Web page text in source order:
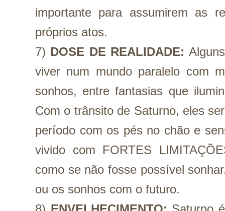
importante para assumirem as
próprios atos.
7) DOSE DE REALIDADE:
viver num mundo paralelo com
sonhos, entre fantasias que
Com o trânsito de Saturno, eles
período com os pés no chão e
vivido com FORTES
como se não fosse possível
ou os sonhos com o futuro.